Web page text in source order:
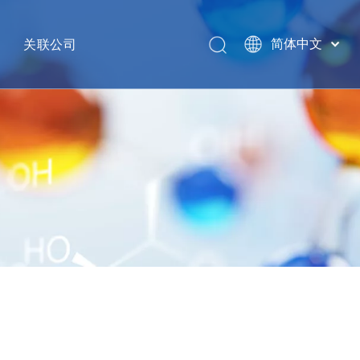
热线
关联公司
南京金海威国际供应链管理有限公司
江苏省信诺医药对外贸易有限公司
泰安汉威集团有限公司
南京格格象健康科技有限公司
银丰环球投资集团
简体中文